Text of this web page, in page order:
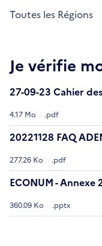
Toutes les Régions
Je vérifie
27-09-23 Cahier
4.17 Mo .pdf
20221128 FAQ
277.26 Ko .pdf
ECONUM -
360.09 Ko .pptx